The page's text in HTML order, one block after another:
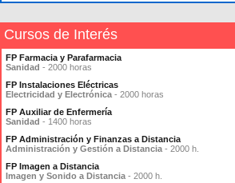
Cursos de Interés
FP Farmacia y Parafarmacia
Sanidad - 2000 horas
FP Instalaciones Eléctricas
Electricidad y Electrónica - 2000 horas
FP Auxiliar de Enfermería
Sanidad - 1400 horas
FP Administración y Finanzas a Distancia
Administración y Gestión a Distancia - 2000 h.
FP Imagen a Distancia
Imagen y Sonido a Distancia - 2000 h.